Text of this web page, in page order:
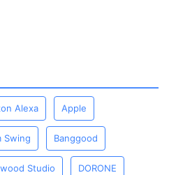
Alexa Apple
Swing Banggood
Studio DORONE